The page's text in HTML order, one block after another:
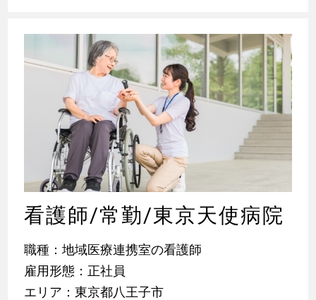
看護師/常勤/東京天使病院
職種：地域医療連携室の看護師
雇用形態：正社員
エリア：東京都八王子市